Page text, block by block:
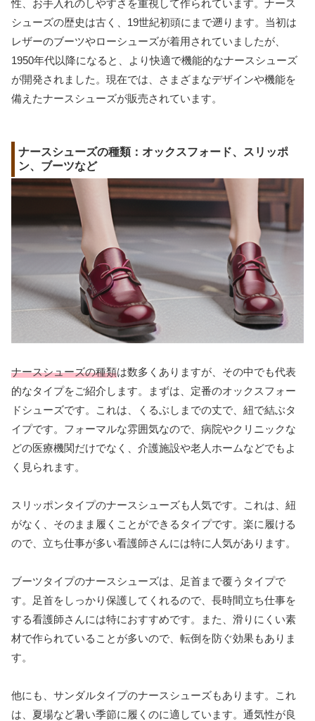
性、お手入れのしやすさを重視して作られています。ナース
シューズの歴史は古く、19世紀初頭にまで遡ります。当初は
レザーのブーツやローシューズが着用されていましたが、
1950年代以降になると、より快適で機能的なナースシューズ
が開発されました。現在では、さまざまなデザインや機能を
備えたナースシューズが販売されています。
ナースシューズの種類：オックスフォード、スリッポ
ン、ブーツなど
ナースシューズの種類は数多くありますが、その中でも代表
的なタイプをご紹介します。まずは、定番のオックスフォー
ドシューズです。これは、くるぶしまでの丈で、紐で結ぶタ
イプです。フォーマルな雰囲気なので、病院やクリニックな
どの医療機関だけでなく、介護施設や老人ホームなどでもよ
く見られます。
スリッポンタイプのナースシューズも人気です。これは、紐
がなく、そのまま履くことができるタイプです。楽に履ける
ので、立ち仕事が多い看護師さんには特に人気があります。
ブーツタイプのナースシューズは、足首まで覆うタイプで
す。足首をしっかり保護してくれるので、長時間立ち仕事を
する看護師さんには特におすすめです。また、滑りにくい素
材で作られていることが多いので、転倒を防ぐ効果もありま
す。
他にも、サンダルタイプのナースシューズもあります。これ
は、夏場など暑い季節に履くのに適しています。通気性が良